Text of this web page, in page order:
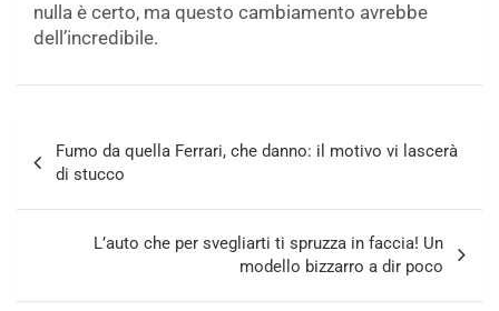
nulla è certo, ma questo cambiamento avrebbe
dell’incredibile.
articoli
Fumo da quella Ferrari, che danno: il motivo vi lascerà
di stucco
L’auto che per svegliarti ti spruzza in faccia! Un
modello bizzarro a dir poco